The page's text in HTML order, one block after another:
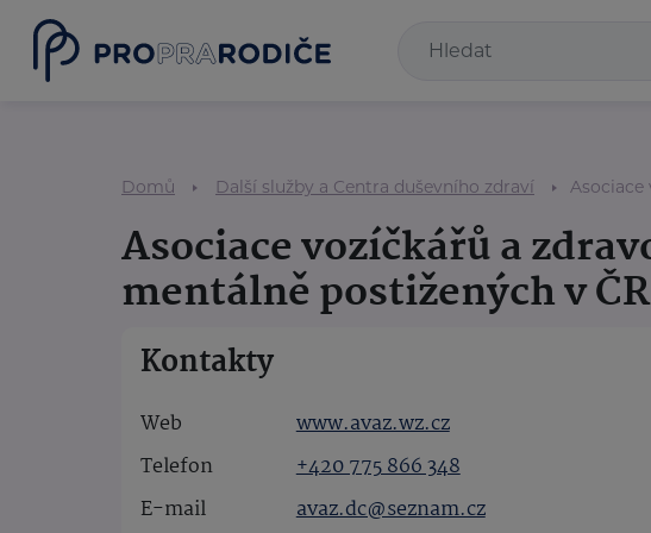
Domů Další služby a Centra duševního zdraví Asociace
Asociace vozíčkářů a
mentálně postižených v ČR
Kontakty
Web
www.avaz.wz.cz
Telefon
+420 775 866 348
E-mail
avaz.dc@seznam.cz